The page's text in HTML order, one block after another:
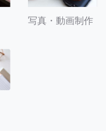
写真・動画制作